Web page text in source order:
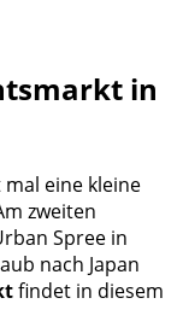
in
eine kleine
zweiten
Spree in
nach Japan
findet in diesem